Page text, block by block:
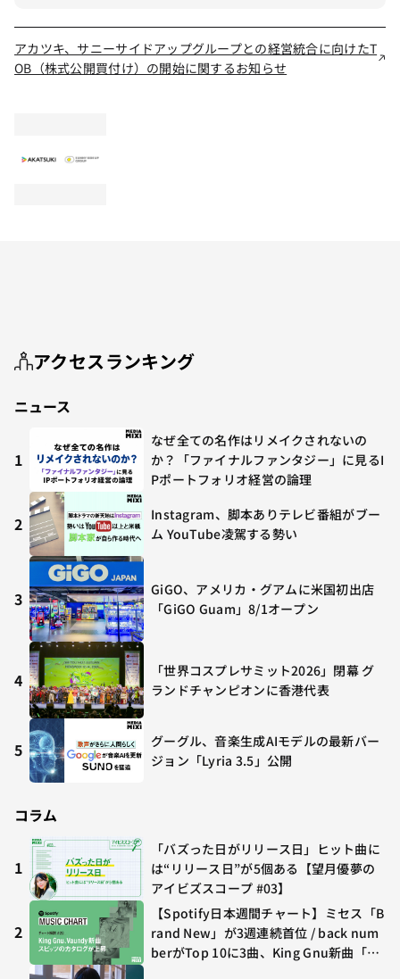
アカツキ、サニーサイドアップグループとの経営統合に向けたT
OB（株式公開買付け）の開始に関するお知らせ
アクセスランキング
ニュース
1
なぜ全ての名作はリメイクされないの
か？「ファイナルファンタジー」に見るI
Pポートフォリオ経営の論理
2
Instagram、脚本ありテレビ番組がブー
ム YouTube凌駕する勢い
3
GiGO、アメリカ・グアムに米国初出店
「GiGO Guam」8/1オープン
4
「世界コスプレサミット2026」閉幕 グ
ランドチャンピオンに香港代表
5
グーグル、音楽生成AIモデルの最新バー
ジョン「Lyria 3.5」公開
コラム
1
「バズった日がリリース日」ヒット曲に
は“リリース日”が5個ある【望月優夢の
アイビズスコープ #03】
2
【Spotify日本週間チャート】ミセス「B
rand New」が3週連続首位 / back num
berがTop 10に3曲、King Gnu新曲「G